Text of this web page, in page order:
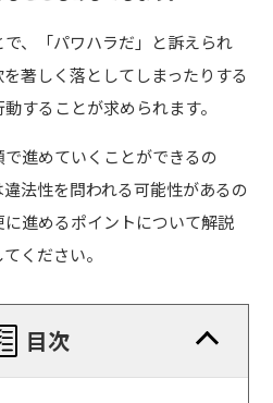
、「パワハラだ」と訴えられ
著しく落としてしまったりする
することが求められます。
進めていくことができるの
法性を問われる可能性があるの
進めるポイントについて解説
ください。
目次